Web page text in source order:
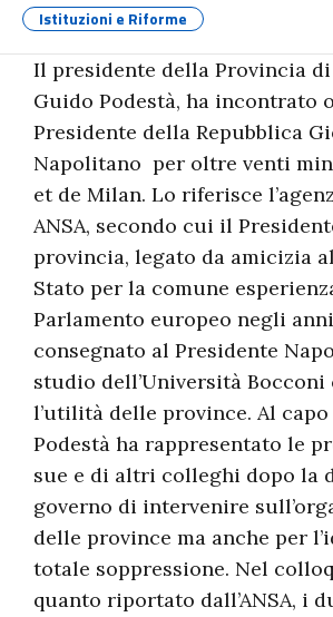
Istituzioni e Riforme
Il presidente della Provincia
Guido Podestà, ha incontrato
Presidente della Repubblica
Napolitano per oltre venti
et de Milan. Lo riferisce
ANSA, secondo cui il
provincia, legato da amicizia
Stato per la comune
Parlamento europeo negli
consegnato al Presidente
studio dell’Università
l’utilità delle province. Al
Podestà ha rappresentato le
sue e di altri colleghi dopo la
governo di intervenire
delle province ma anche per
totale soppressione. Nel
quanto riportato dall’ANSA, i